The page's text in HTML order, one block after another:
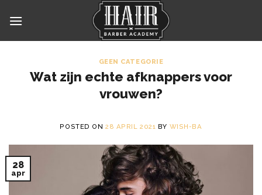
GEEN CATEGORIE
Wat zijn echte afknappers voor
vrouwen?
POSTED ON28 APRIL 2021 BY WISH-BA
28
apr